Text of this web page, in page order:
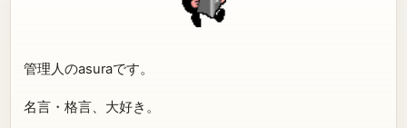
管理人のasuraです。
名言・格言、大好き。